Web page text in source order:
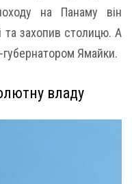
на Панаму він
та захопив столицю. А
губернатором Ямайки.
владу